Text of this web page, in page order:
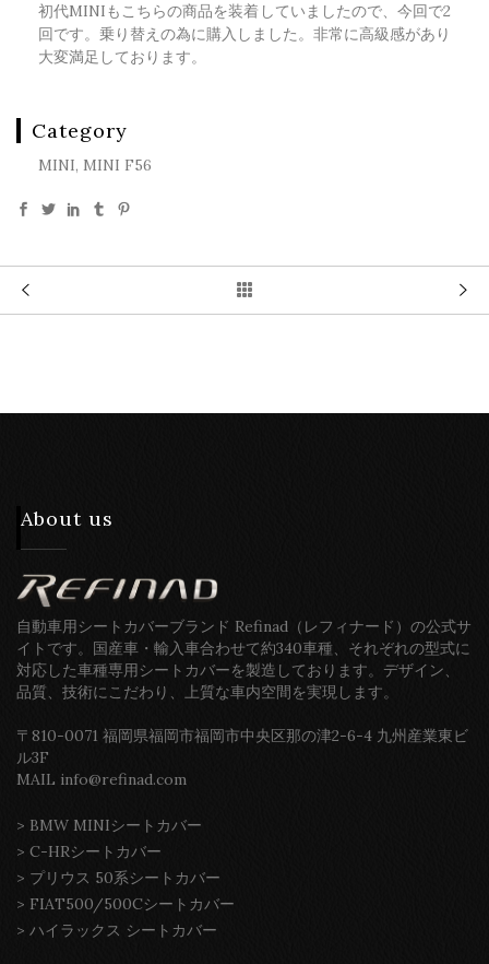
初代MINIもこちらの商品を装着していましたので、今回で2
回です。乗り替えの為に購入しました。非常に高級感があり
大変満足しております。
Category
MINI, MINI F56
About us
自動車用シートカバーブランド Refinad（レフィナード）の公式サ
イトです。国産車・輸入車合わせて約340車種、それぞれの型式に
対応した車種専用シートカバーを製造しております。デザイン、
品質、技術にこだわり、上質な車内空間を実現します。
〒810-0071 福岡県福岡市福岡市中央区那の津2-6-4 九州産業東ビ
ル3F
MAIL info@refinad.com
> BMW MINIシートカバー
> C-HRシートカバー
> プリウス 50系シートカバー
> FIAT500/500Cシートカバー
> ハイラックス シートカバー